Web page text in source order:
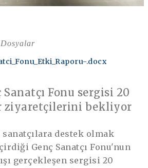
.docx
Sanatçı Fonu sergisi 20
ziyaretçilerini bekliyor
sanatçılara destek olmak
Genç Sanatçı Fonu'nun
gerçekleşen sergisi 20